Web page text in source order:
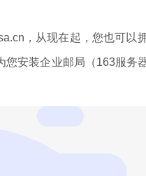
，从现在起，您也可以
安装企业邮局（163服务